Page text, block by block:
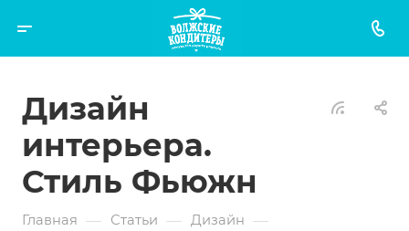
Дизайн
интерьера.
Стиль Фьюжн
Главная — Статьи — Дизайн —